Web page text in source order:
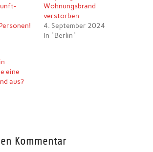
Wohnungsbrand
verstorben
4. September 2024
In "Berlin"
eine
aus?
Kommentar